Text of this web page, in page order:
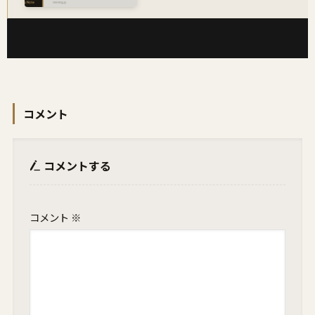
コメント
コメントする
コメント ※